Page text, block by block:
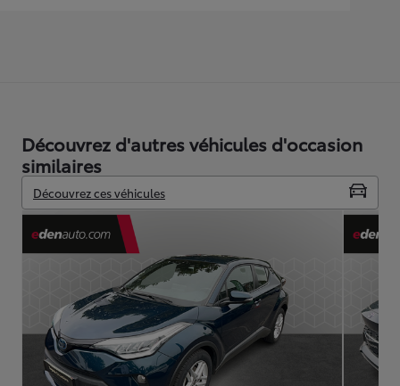
Découvrez d'autres véhicules d'occasion
similaires
Découvrez ces véhicules